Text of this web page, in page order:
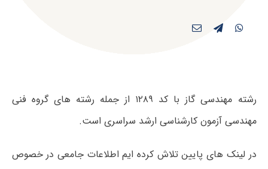
رشته مهندسی گاز با کد ۱۲۸۹ از جمله رشته های گروه فنی
مهندسی آزمون کارشناسی ارشد سراسری است.
در لینک های پایین تلاش کرده ایم اطلاعات جامعی در خصوص